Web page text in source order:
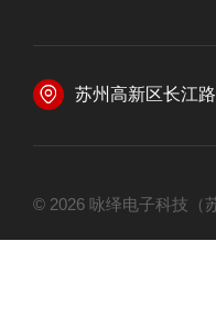
苏州高新区长江
© 2026 咏绎电子科技